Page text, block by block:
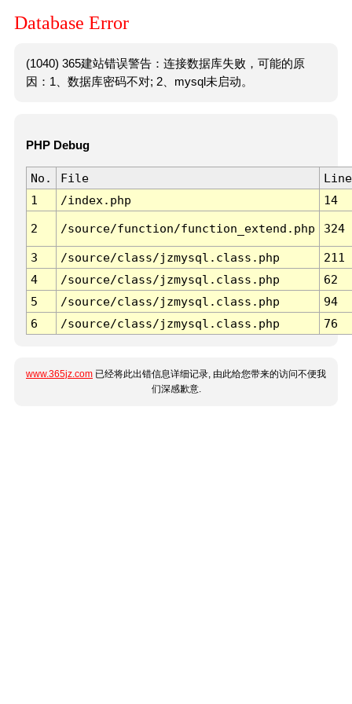
Database Error
(1040) 365建站错误警告：连接数据库失败，可能的原
因：1、数据库密码不对; 2、mysql未启动。
PHP Debug
No. File
Line
1
/index.php 14
2 /source/function/function_extend.php 324
3 /source/class/jzmysql.class.php
211
4
/source/class/jzmysql.class.php
62
5
/source/class/jzmysql.class.php
94
6
/source/class/jzmysql.class.php 76
www.365jz.com 已经将此出错信息详细记录, 由此给您带来的访问不便我
们深感歉意.